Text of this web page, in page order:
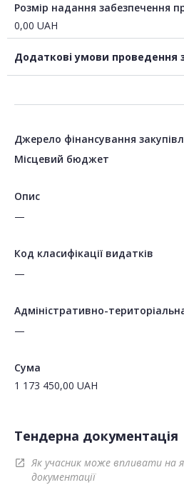
Розмір надання забезпечення
0,00 UAH
Додаткові умови проведення
Джерело фінансування
Місцевий бюджет
Опис
—
Код класифікації видатків
—
Адміністративно-
—
Сума
1 173 450,00 UAH
Тендерна документація
open_in_new
Як учасник може впливати на
документації